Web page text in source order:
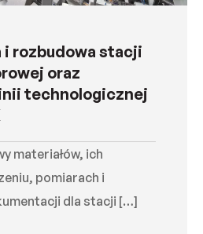
rozbudowa stacji
oraz
technologicznej
materiałów, ich
pomiarach i
dla stacji […]